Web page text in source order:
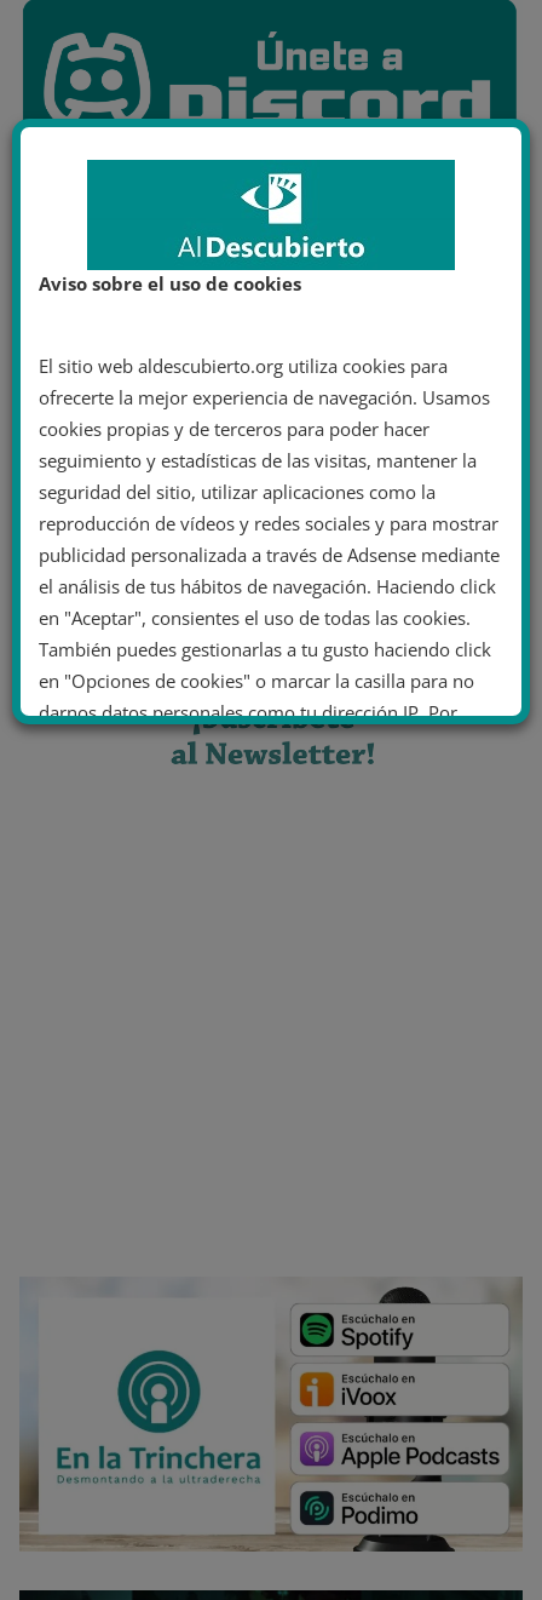
Aviso sobre el uso de cookies
El sitio web aldescubierto.org utiliza cookies para
ofrecerte la mejor experiencia de navegación. Usamos
cookies propias y de terceros para poder hacer
seguimiento y estadísticas de las visitas, mantener la
seguridad del sitio, utilizar aplicaciones como la
reproducción de vídeos y redes sociales y para mostrar
publicidad personalizada a través de Adsense mediante
el análisis de tus hábitos de navegación. Haciendo click
en "Aceptar", consientes el uso de todas las cookies.
También puedes gestionarlas a tu gusto haciendo click
en "Opciones de cookies" o marcar la casilla para no
darnos datos personales como tu dirección IP. Por
último, puedes leer nuestra Política de cookies.